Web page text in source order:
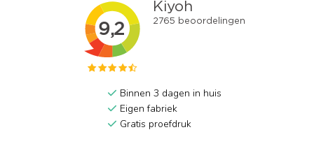
Binnen 3 dagen in huis
Eigen fabriek
Gratis proefdruk